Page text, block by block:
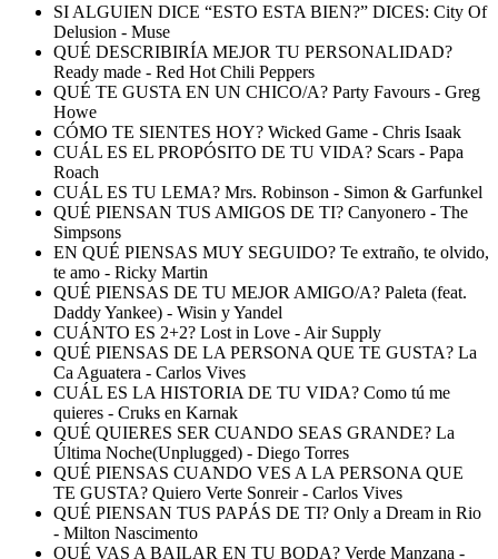
SI ALGUIEN DICE “ESTO ESTA BIEN?” DICES: City Of
Delusion - Muse
QUÉ DESCRIBIRÍA MEJOR TU PERSONALIDAD?
Ready made - Red Hot Chili Peppers
QUÉ TE GUSTA EN UN CHICO/A? Party Favours - Greg
Howe
CÓMO TE SIENTES HOY? Wicked Game - Chris Isaak
CUÁL ES EL PROPÓSITO DE TU VIDA? Scars - Papa
Roach
CUÁL ES TU LEMA? Mrs. Robinson - Simon & Garfunkel
QUÉ PIENSAN TUS AMIGOS DE TI? Canyonero - The
Simpsons
EN QUÉ PIENSAS MUY SEGUIDO? Te extraño, te olvido,
te amo - Ricky Martin
QUÉ PIENSAS DE TU MEJOR AMIGO/A? Paleta (feat.
Daddy Yankee) - Wisin y Yandel
CUÁNTO ES 2+2? Lost in Love - Air Supply
QUÉ PIENSAS DE LA PERSONA QUE TE GUSTA? La
Ca Aguatera - Carlos Vives
CUÁL ES LA HISTORIA DE TU VIDA? Como tú me
quieres - Cruks en Karnak
QUÉ QUIERES SER CUANDO SEAS GRANDE? La
Última Noche(Unplugged) - Diego Torres
QUÉ PIENSAS CUANDO VES A LA PERSONA QUE
TE GUSTA? Quiero Verte Sonreir - Carlos Vives
QUÉ PIENSAN TUS PAPÁS DE TI? Only a Dream in Rio
- Milton Nascimento
QUÉ VAS A BAILAR EN TU BODA? Verde Manzana -